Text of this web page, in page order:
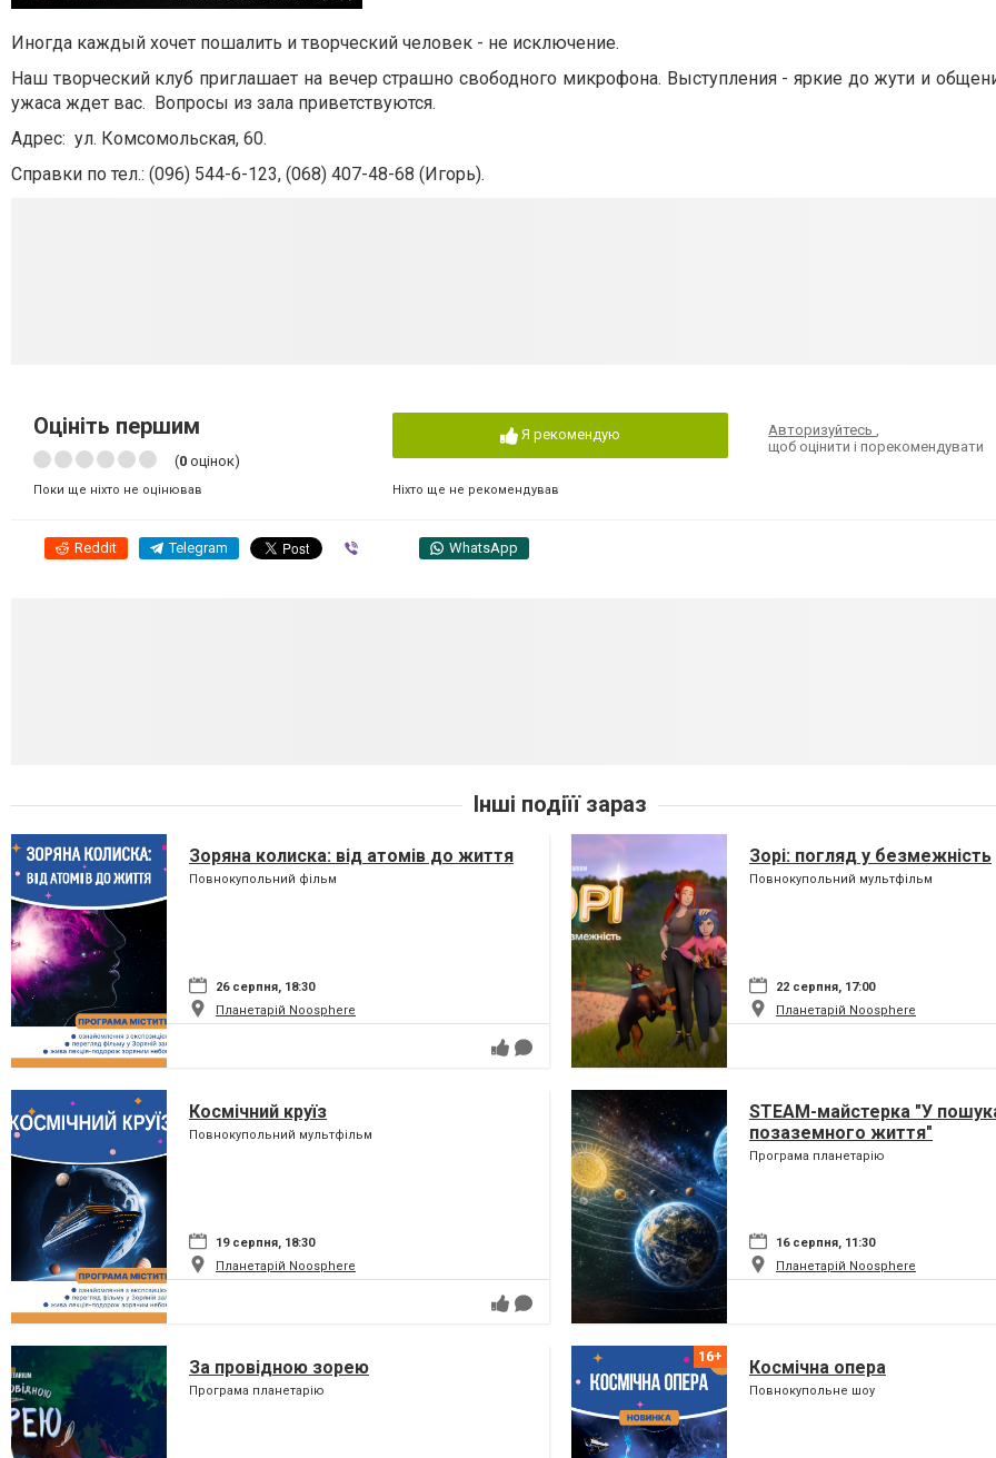
Иногда каждый хочет пошалить и творческий человек - не исключение.
Наш творческий клуб приглашает на вечер страшно свободного микрофона. Выступления - яркие до жути и
ужаса ждет вас. Вопросы из зала приветствуются.
Адрес: ул. Комсомольская, 60.
Справки по тел.: (096) 544-6-123, (068) 407-48-68 (Игорь).
Оцініть першим
(0 оцінок)
Поки ще ніхто не оцінював
Я рекомендую
Ніхто ще не рекомендував
Авторизуйтесь
щоб оцінити і порекомендувати
Reddit Telegram WhatsApp
Інші подіїї зараз
Зоряна колиска: від атомів до життя
Повнокупольний фільм
26 серпня, 18:30
Планетарій Noosphere
Зорі: погляд у безмежність
Повнокупольний мультфільм
22 серпня, 17:00
Планетарій Noosphere
Космічний круїз
Повнокупольний мультфільм
19 серпня, 18:30
Планетарій Noosphere
STEAM-майстерка "У
позаземного життя"
Програма планетарію
16 серпня, 11:30
Планетарій Noosphere
За провідною зорею
Програма планетарію
Космічна опера
Повнокупольне шоу